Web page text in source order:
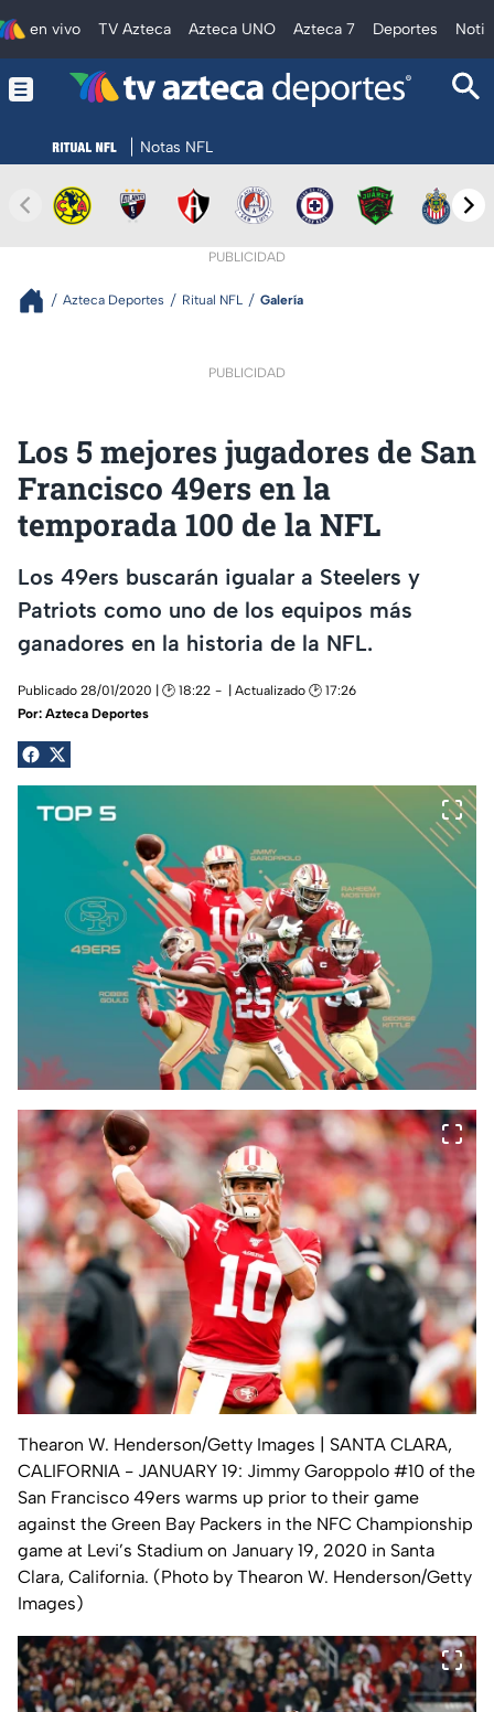
en vivo TV Azteca Azteca UNO Azteca 7 Deportes
Notas NFL
PUBLICIDAD
Azteca Deportes Ritual NFL Galería
PUBLICIDAD
Los 5 mejores jugadores de San
Francisco 49ers en la
temporada 100 de la NFL
Los 49ers buscarán igualar a Steelers y
Patriots como uno de los equipos más
ganadores en la historia de la NFL.
Publicado 28/01/2020 | 🕑 18:22
| Actualizado 🕑 17:26
Por: Azteca Deportes
Thearon W. Henderson/Getty Images | SANTA CLARA,
CALIFORNIA - JANUARY 19: Jimmy Garoppolo #10 of the
San Francisco 49ers warms up prior to their game
against the Green Bay Packers in the NFC Championship
game at Levi’s Stadium on January 19, 2020 in Santa
Clara, California. (Photo by Thearon W. Henderson/Getty
Images)